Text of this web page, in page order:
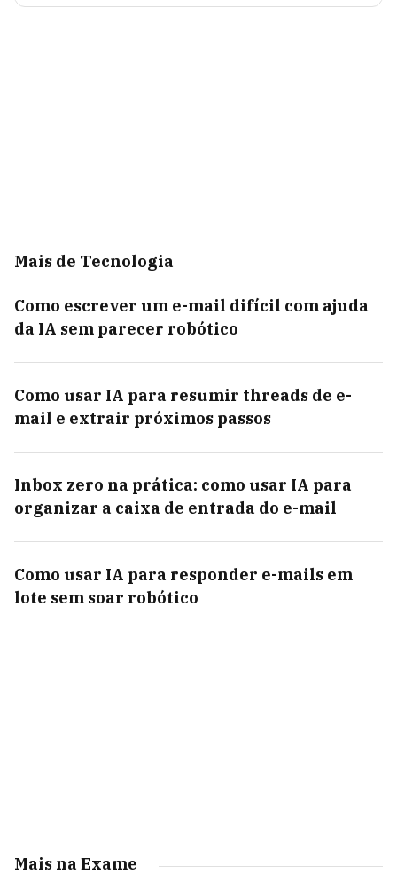
Mais de Tecnologia
Como escrever um e-mail difícil com ajuda
da IA sem parecer robótico
Como usar IA para resumir threads de e-
mail e extrair próximos passos
Inbox zero na prática: como usar IA para
organizar a caixa de entrada do e-mail
Como usar IA para responder e-mails em
lote sem soar robótico
Mais na Exame